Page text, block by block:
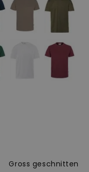
Gross geschnitten